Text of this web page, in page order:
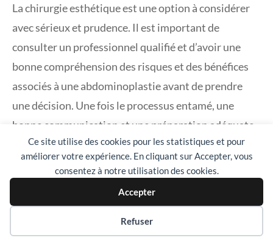
Ce site utilise des cookies pour les statistiques et pour
améliorer votre expérience. En cliquant sur Accepter, vous
consentez à notre utilisation des cookies.
Accepter
Refuser
Préférences des cookies
La chirurgie esthétique est une option à considérer
avec sérieux et prudence. Il est important de
consulter un professionnel qualifié et d’avoir une
bonne compréhension des risques et des bénéfices
associés à une abdominoplastie avant de prendre
une décision. Une fois le processus entamé, une
bonne communication et une préparation adéquate
sont essentielles pour obtenir des résultats
satisfaisants.
Foire Aux Questions